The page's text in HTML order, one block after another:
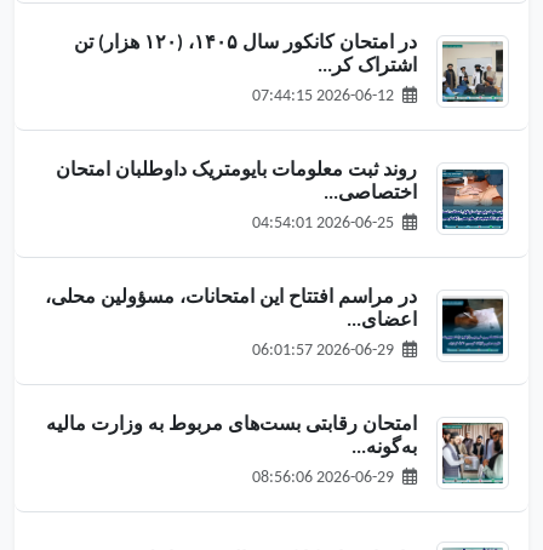
در امتحان کانکور سال ۱۴۰۵، (۱۲۰ هزار) تن
اشتراک کر...
روند ثبت معلومات بایومتریک داوطلبان امتحان
اختصاصی...
در مراسم افتتاح این امتحانات، مسؤولین محلی،
اعضای...
امتحان رقابتی بست‌های مربوط به وزارت مالیه
به‌گونه...